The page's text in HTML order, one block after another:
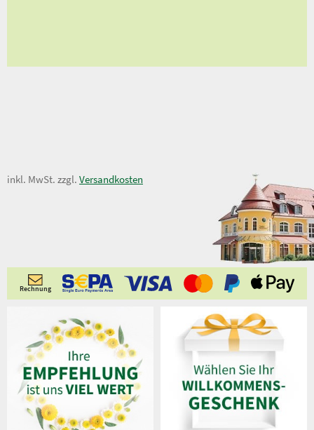
7,50 €
inkl. MwSt. zzgl. Versandkosten
Rechnung